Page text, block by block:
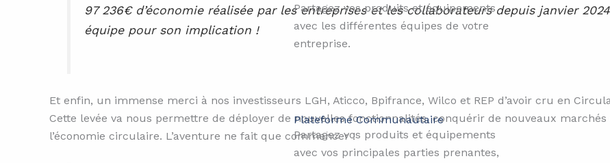
Partagez vos produits et équipements
avec les différentes équipes de votre
entreprise.
Plateforme Communautaire​​
Partagez vos produits et équipements
avec vos principales parties prenantes,
97 236€ d’économie réalisée par les entreprises et les collaborateurs depuis janvier
équipe pour son implication !
Et enfin, un immense merci à nos investisseurs LGH, Aticco, Bpifrance, Wilco et REP d’avoir cru en
Cette levée va nous permettre de déployer de nouvelles fonctionnalités, conquérir de nouveaux
l’économie circulaire. L’aventure ne fait que commencer !